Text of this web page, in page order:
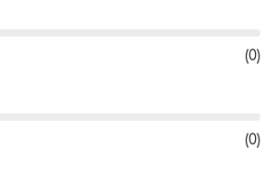
(0)
(0)